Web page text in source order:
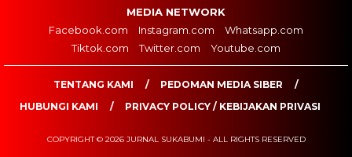
MEDIA NETWORK
Facebook.com
Instagram.com
Whatsapp.com
Tiktok.com
Twitter.com Youtube.com
TENTANG KAMI
PEDOMAN MEDIA SIBER
HUBUNGI KAMI
PRIVACY POLICY / KEBIJAKAN PRIVASI
COPYRIGHT © 2026 JURNAL SUKABUMI - ALL RIGHTS RESERVED